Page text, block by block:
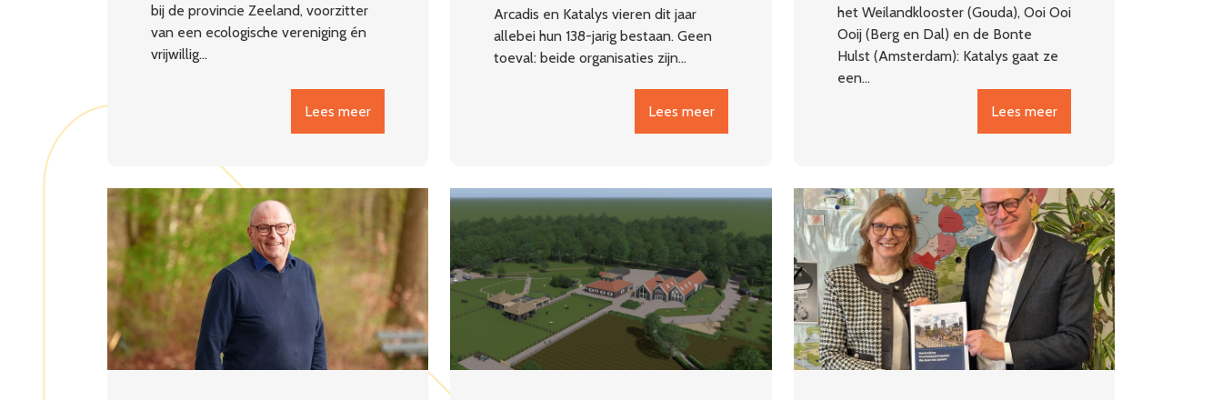
bij de provincie Zeeland, voorzitter
van een ecologische vereniging én
vrijwillig…
Lees meer
Arcadis en Katalys vieren dit jaar
allebei hun 138-jarig bestaan. Geen
toeval: beide organisaties zijn…
Lees meer
het Weilandklooster (Gouda), Ooi Ooi
Ooij (Berg en Dal) en de Bonte
Hulst (Amsterdam): Katalys gaat ze
een…
Lees meer